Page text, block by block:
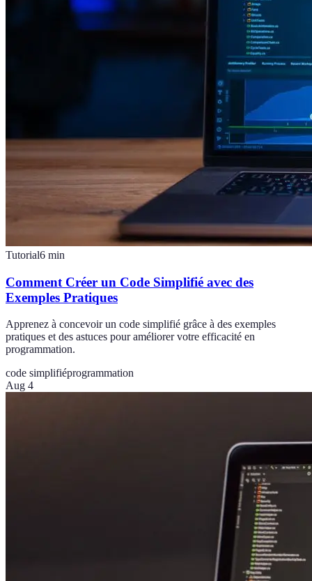
Tutorial6 min
Comment Créer un Code Simplifié avec des
Exemples Pratiques
Apprenez à concevoir un code simplifié grâce à des exemples
pratiques et des astuces pour améliorer votre efficacité en
programmation.
code simplifiéprogrammation
Aug 4